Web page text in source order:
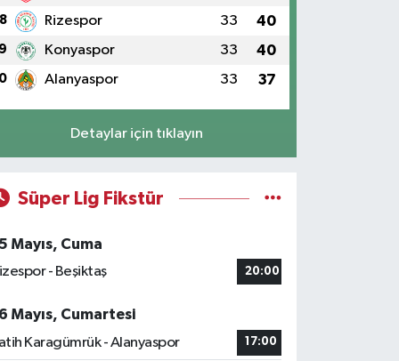
8 Rizespor 33 40
9 Konyaspor 33 40
Alanyaspor 33 37
Detaylar için tıklayın
Süper Lig Fikstür
Mayıs, Cuma
- Beşiktaş
20:00
Mayıs, Cumartesi
Karagümrük - Alanyaspor
17:00